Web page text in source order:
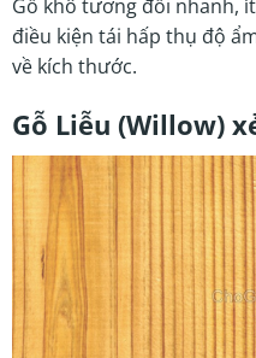
Gỗ khô tương đối nhanh,
điều kiện tái hấp thụ độ
về kích thước.
Gỗ Liễu (Willow)